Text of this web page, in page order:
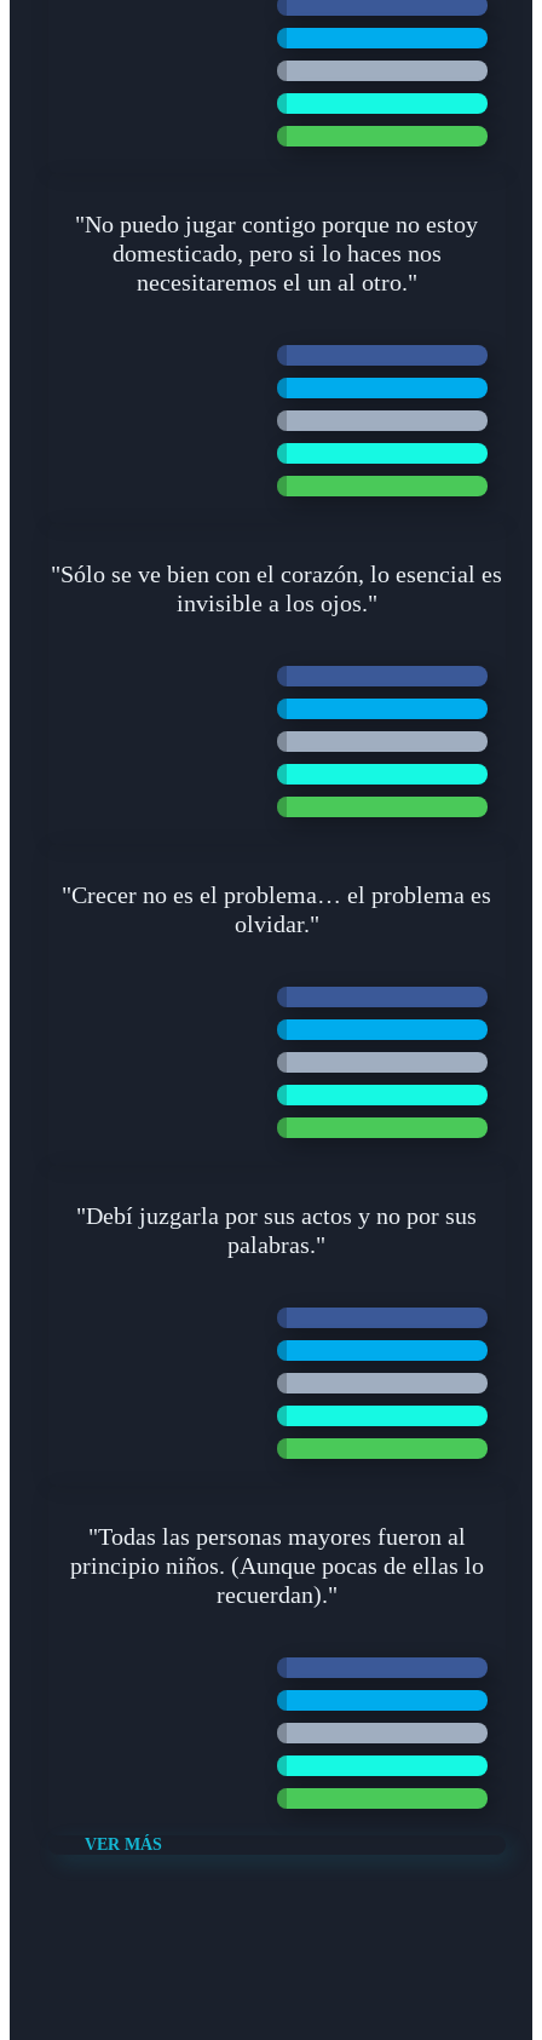
"No puedo jugar contigo porque no estoy
domesticado, pero si lo haces nos
necesitaremos el un al otro."
"Sólo se ve bien con el corazón, lo esencial es
invisible a los ojos."
"Crecer no es el problema… el problema es
olvidar."
"Debí juzgarla por sus actos y no por sus
palabras."
"Todas las personas mayores fueron al
principio niños. (Aunque pocas de ellas lo
recuerdan)."
VER MÁS